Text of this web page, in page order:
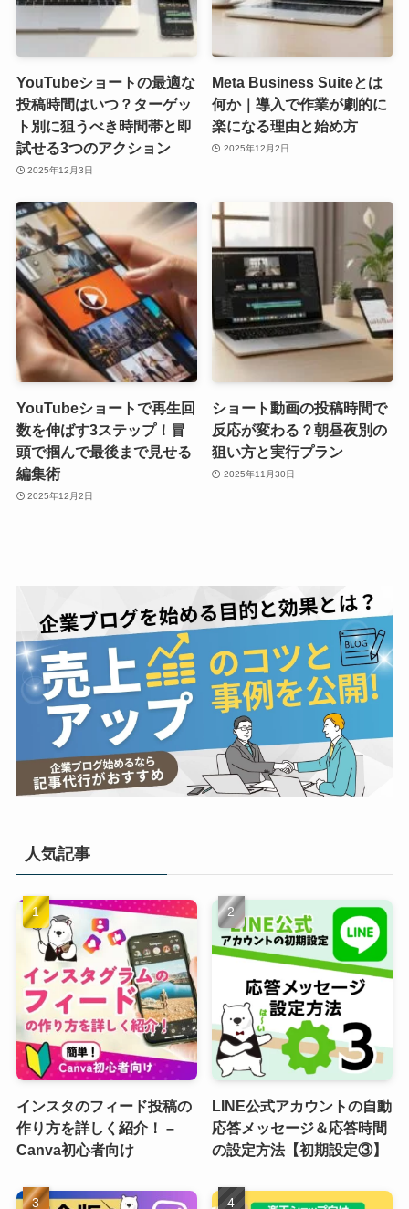
YouTubeショートの最適な
投稿時間はいつ？ターゲッ
ト別に狙うべき時間帯と即
試せる3つのアクション
2025年12月3日
Meta Business Suiteとは
何か｜導入で作業が劇的に
楽になる理由と始め方
2025年12月2日
YouTubeショートで再生回
数を伸ばす3ステップ！冒
頭で掴んで最後まで見せる
編集術
2025年12月2日
ショート動画の投稿時間で
反応が変わる？朝昼夜別の
狙い方と実行プラン
2025年11月30日
人気記事
インスタのフィード投稿の
作り方を詳しく紹介！ –
Canva初心者向け
LINE公式アカウントの自動
応答メッセージ＆応答時間
の設定方法【初期設定③】